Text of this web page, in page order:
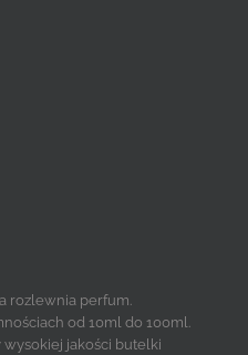
rozlewnia perfum.
od 10ml do 100ml.
wysokiej jakości butelki